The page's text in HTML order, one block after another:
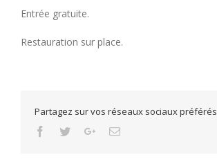
Entrée gratuite.
Restauration sur place.
Partagez sur vos réseaux sociaux préférés
Facebook
TwitterGoogle+Email